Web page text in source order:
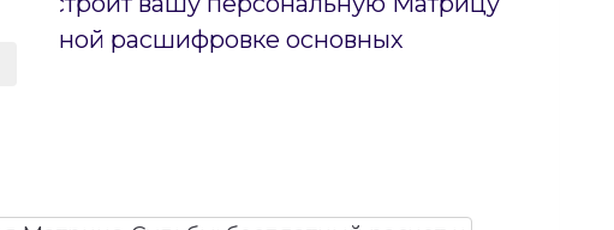
расшифровке основных